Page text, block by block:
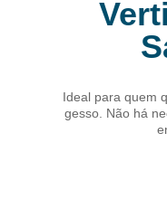
Ideal para quem
gesso. Não há